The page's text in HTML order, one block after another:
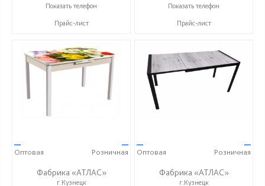
8 (927) 648-00-04
Показать телефон
Прайс-лист
8 (927) 648-00-04
Показать телефон
Прайс-лист
—
Оптовая
—
Розничная
Фабрика «АТЛАС»
г.Кузнецк
—
Оптовая
—
Розничная
Фабрика «АТЛАС»
г.Кузнецк